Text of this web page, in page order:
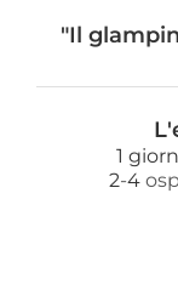
"Il
1
2-4